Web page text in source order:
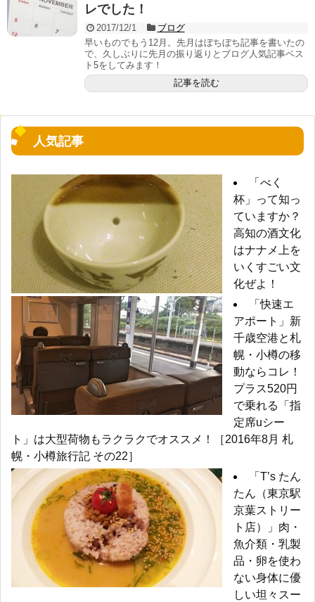
レでした！
2017/12/1
ブログ
早いものでもう12月。先月はぼちぼち記事を書いたの
で、久しぶりに先月の振り返りとブログ人気記事ベス
ト5をしてみます！
記事を読む
人気記事
「べく
杯」って知っ
ていますか？
高知の酒文化
はナナメ上を
いくすごい文
化ぜよ！
「快速エ
アポート」新
千歳空港と札
幌・小樽の移
動ならコレ！
プラス520円
で乗れる「指
定席uシー
ト」は大型荷物もラクラクでオススメ！［2016年8月 札
幌・小樽旅行記 その22］
「T’s たん
たん（東京駅
京葉ストリー
ト店）」肉・
魚介類・乳製
品・卵を使わ
ない身体に優
しい坦々スー